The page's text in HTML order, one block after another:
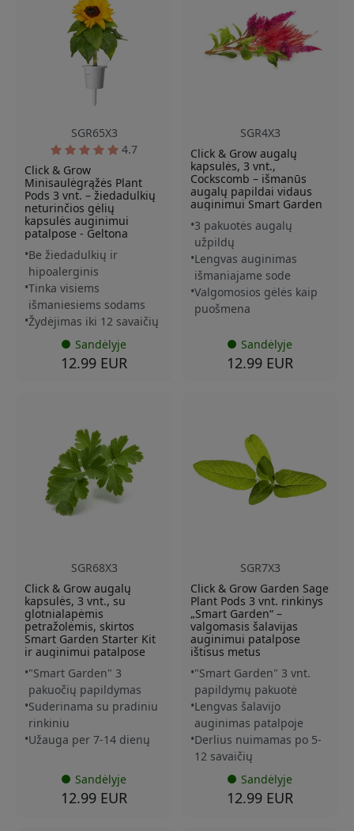
SGR65X3
4.7
Click & Grow
Minisaulėgrąžės Plant
Pods 3 vnt. – žiedadulkių
neturinčios gėlių
kapsulės auginimui
patalpose - Geltona
Be žiedadulkių ir
hipoalerginis
Tinka visiems
išmaniesiems sodams
Žydėjimas iki 12 savaičių
Sandėlyje
12.99 EUR
SGR4X3
Click & Grow augalų
kapsulės, 3 vnt.,
Cockscomb – išmanūs
augalų papildai vidaus
auginimui Smart Garden
3 pakuotės augalų
užpildų
Lengvas auginimas
išmaniajame sode
Valgomosios gėlės kaip
puošmena
Sandėlyje
12.99 EUR
SGR68X3
Click & Grow augalų
kapsulės, 3 vnt., su
glotnialapėmis
petražolėmis, skirtos
Smart Garden Starter Kit
ir auginimui patalpose
"Smart Garden" 3
pakuočių papildymas
Suderinama su pradiniu
rinkiniu
Užauga per 7-14 dienų
Sandėlyje
12.99 EUR
SGR7X3
Click & Grow Garden Sage
Plant Pods 3 vnt. rinkinys
„Smart Garden“ –
valgomasis šalavijas
auginimui patalpose
ištisus metus
"Smart Garden" 3 vnt.
papildymų pakuotė
Lengvas šalavijo
auginimas patalpoje
Derlius nuimamas po 5-
12 savaičių
Sandėlyje
12.99 EUR